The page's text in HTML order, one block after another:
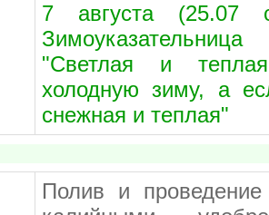
7 августа
Зимоуказательница
"Светлая и
холодную зиму, а
снежная и теплая"
Полив и